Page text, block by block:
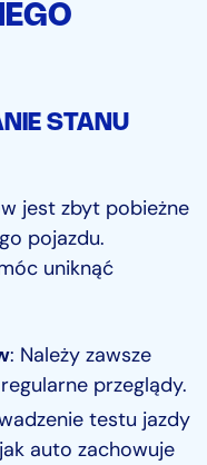
STANU
jest zbyt pobieżne
pojazdu.
uniknąć
: Należy zawsze
przeglądy.
testu jazdy
auto zachowuje